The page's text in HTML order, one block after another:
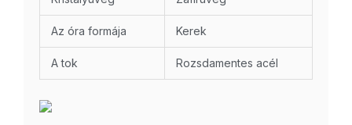
Az óra formája Kerek
A tok Rozsdamentes acél